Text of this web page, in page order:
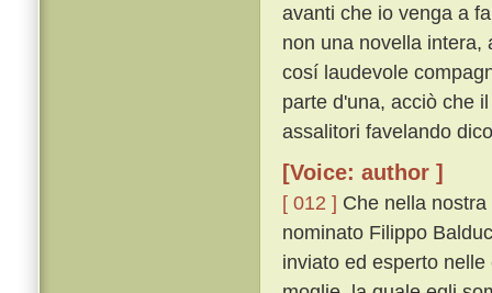
avanti che io venga a
non una novella intera,
cosí laudevole
parte d'una, acciò che
assalitori favelando dico
[Voice: author ]
[ 012 ] Che nella
nominato Filippo
inviato ed esperto